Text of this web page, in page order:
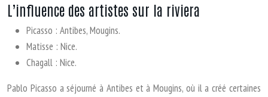
L’influence des artistes sur la riviera
Picasso : Antibes, Mougins.
Matisse : Nice.
Chagall : Nice.
Pablo Picasso a séjourné à Antibes et à Mougins, où il a créé certaines